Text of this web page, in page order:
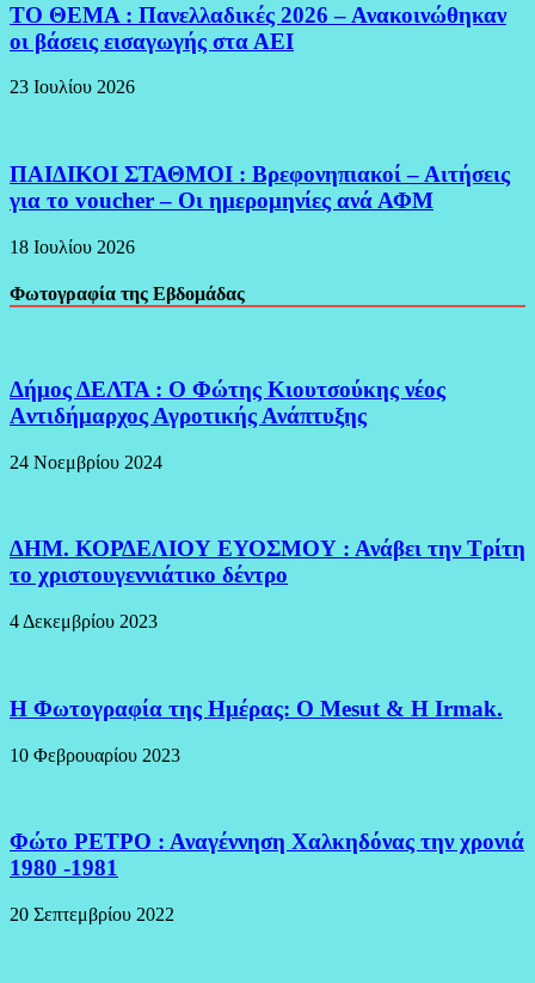
ΤΟ ΘΕΜΑ : Πανελλαδικές 2026 – Ανακοινώθηκαν
οι βάσεις εισαγωγής στα ΑΕΙ
23 Ιουλίου 2026
ΠΑΙΔΙΚΟΙ ΣΤΑΘΜΟΙ : Βρεφονηπιακοί – Αιτήσεις
για το voucher – Οι ημερομηνίες ανά ΑΦΜ
18 Ιουλίου 2026
Φωτογραφία της Εβδομάδας
Δήμος ΔΕΛΤΑ : Ο Φώτης Κιουτσούκης νέος
Aντιδήμαρχος Αγροτικής Ανάπτυξης
24 Νοεμβρίου 2024
ΔΗΜ. ΚΟΡΔΕΛΙΟΥ ΕΥΟΣΜΟΥ : Ανάβει την Τρίτη
το χριστουγεννιάτικο δέντρο
4 Δεκεμβρίου 2023
H Φωτογραφία της Ημέρας: O Mesut & Η Irmak.
10 Φεβρουαρίου 2023
Φώτο ΡΕΤΡΟ : Αναγέννηση Χαλκηδόνας την χρονιά
1980 -1981
20 Σεπτεμβρίου 2022